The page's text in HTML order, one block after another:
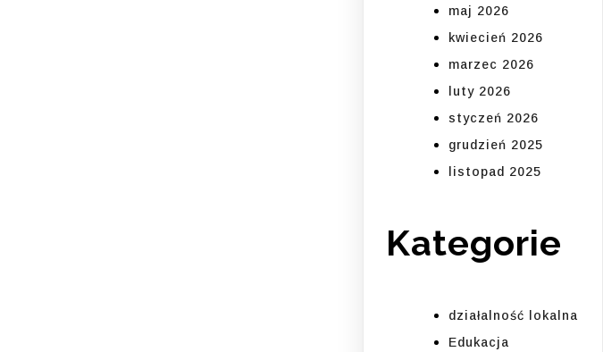
maj 2026
kwiecień 2026
marzec 2026
luty 2026
styczeń 2026
grudzień 2025
listopad 2025
Kategorie
działalność lokalna
Edukacja